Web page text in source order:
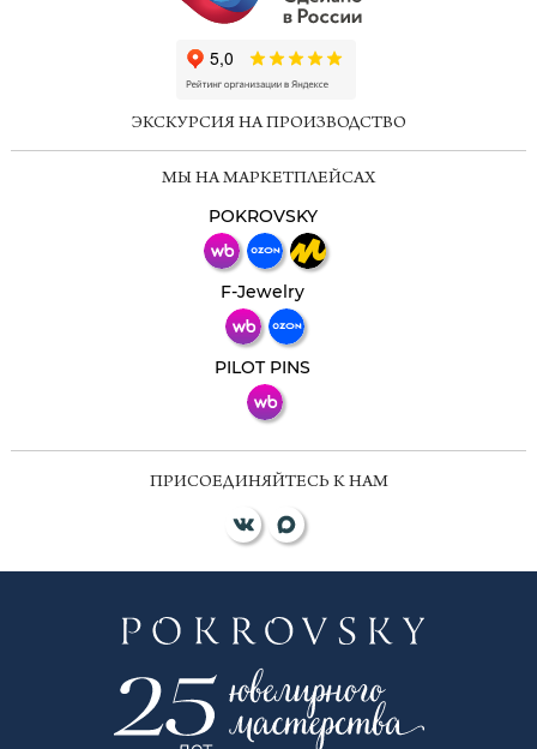
ЭКСКУРСИЯ НА ПРОИЗВОДСТВО
МЫ НА МАРКЕТПЛЕЙСАХ
POKROVSKY
F-Jewelry
PILOT PINS
ПРИСОЕДИНЯЙТЕСЬ К НАМ